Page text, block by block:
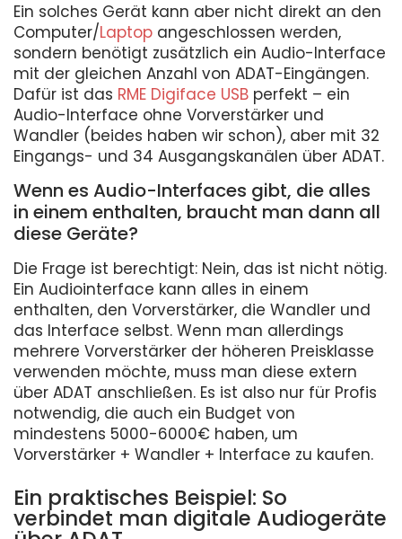
Ein solches Gerät kann aber nicht direkt an den
Computer/Laptop angeschlossen werden,
sondern benötigt zusätzlich ein Audio-Interface
mit der gleichen Anzahl von ADAT-Eingängen.
Dafür ist das RME Digiface USB perfekt – ein
Audio-Interface ohne Vorverstärker und
Wandler (beides haben wir schon), aber mit 32
Eingangs- und 34 Ausgangskanälen über ADAT.
Wenn es Audio-Interfaces gibt, die alles
in einem enthalten, braucht man dann all
diese Geräte?
Die Frage ist berechtigt: Nein, das ist nicht nötig.
Ein Audiointerface kann alles in einem
enthalten, den Vorverstärker, die Wandler und
das Interface selbst. Wenn man allerdings
mehrere Vorverstärker der höheren Preisklasse
verwenden möchte, muss man diese extern
über ADAT anschließen. Es ist also nur für Profis
notwendig, die auch ein Budget von
mindestens 5000-6000€ haben, um
Vorverstärker + Wandler + Interface zu kaufen.
Ein praktisches Beispiel: So
verbindet man digitale Audiogeräte